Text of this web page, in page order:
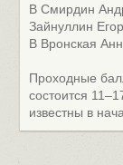
В Смирдин
Зайнуллин
В Вронская
Проходные
состоится
известны в